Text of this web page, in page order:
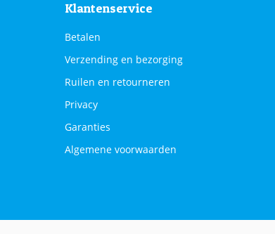
Klantenservice
Betalen
Verzending en bezorging
Ruilen en retourneren
Privacy
Garanties
Algemene voorwaarden